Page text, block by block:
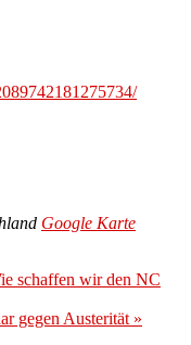
Google Karte
schaffen wir den NC
gegen Austerität »